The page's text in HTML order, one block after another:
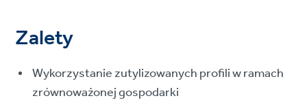
Zalety
Wykorzystanie zutylizowanych profili w ramach
zrównoważonej gospodarki